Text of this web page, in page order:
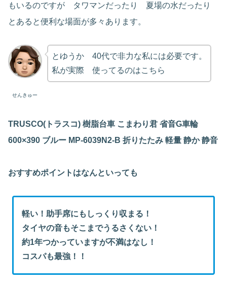
もいるのですが タワマンだったり 夏場の水だったり
とあると便利な場面が多々あります。
せんきゅー
とゆうか 40代で非力な私には必要です。
私が実際 使ってるのはこちら
TRUSCO(トラスコ) 樹脂台車 こまわり君 省音G車輪
600×390 ブルー MP-6039N2-B 折りたたみ 軽量 静か 静音
おすすめポイントはなんといっても
軽い！助手席にもしっくり収まる！
タイヤの音もそこまでうるさくない！
約1年つかっていますが不満はなし！
コスパも最強！！